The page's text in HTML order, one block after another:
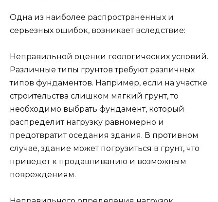
Одна из наиболее распространенных и
серьезных ошибок, возникает вследствие:
Неправильной оценки геологических условий.
Различные типы грунтов требуют различных
типов фундаментов. Например, если на участке
строительства слишком мягкий грунт, то
необходимо выбрать фундамент, который
распределит нагрузку равномерно и
предотвратит оседания здания. В противном
случае, здание может погрузиться в грунт, что
приведет к продавливанию и возможным
повреждениям.